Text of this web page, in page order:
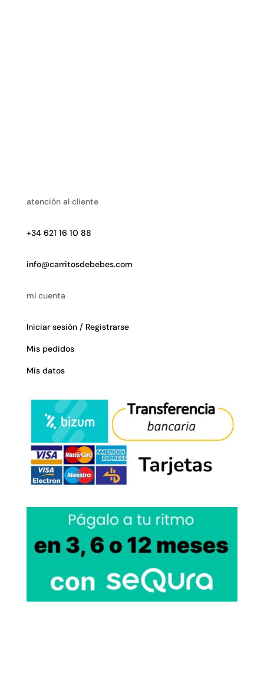
atención al cliente
+34 621 16 10 88
info@carritosdebebes.com
mI cuenta
Iniciar sesión / Registrarse
Mis pedidos
Mis datos